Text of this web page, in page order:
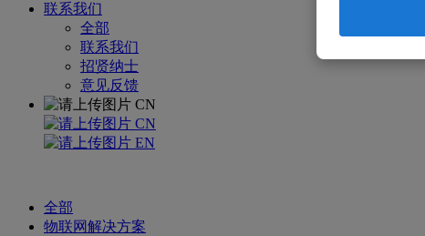
联系我们
全部
联系我们
招贤纳士
意见反馈
CN
CN
EN
全部
物联网解决方案